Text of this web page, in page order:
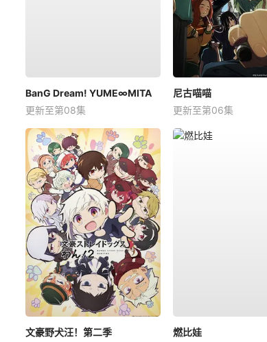
BanG Dream! YUME∞MITA
更新至第08集
尼古喵喵
更新至第06集
文豪野犬汪！第二季
燃比娃